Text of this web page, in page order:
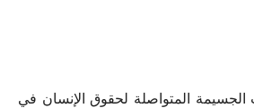
الجسيمة المتواصلة لحقوق الإنسان في